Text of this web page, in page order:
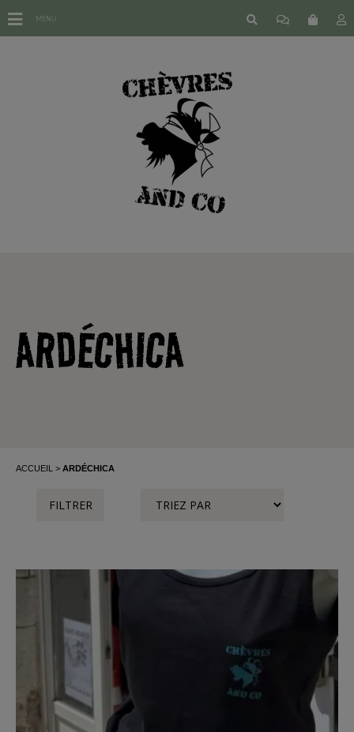
ARDÉCHICA
ACCUEIL ARDÉCHICA
FILTRER
MENU